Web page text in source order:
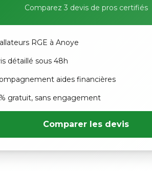
Comparez 3 devis de pros certifiés
RGE à Anoye
détaillé sous 48h
aides financières
gratuit, sans engagement
Comparer les devis